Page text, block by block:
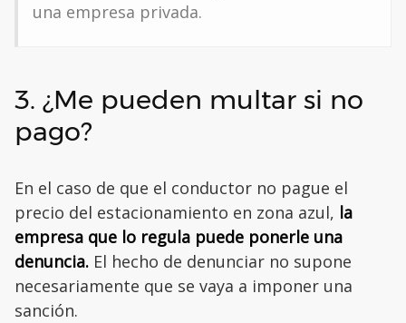
una empresa privada.
3. ¿Me pueden multar si no
pago?
En el caso de que el conductor no pague el
precio del estacionamiento en zona azul, la
empresa que lo regula puede ponerle una
denuncia. El hecho de denunciar no supone
necesariamente que se vaya a imponer una
sanción.